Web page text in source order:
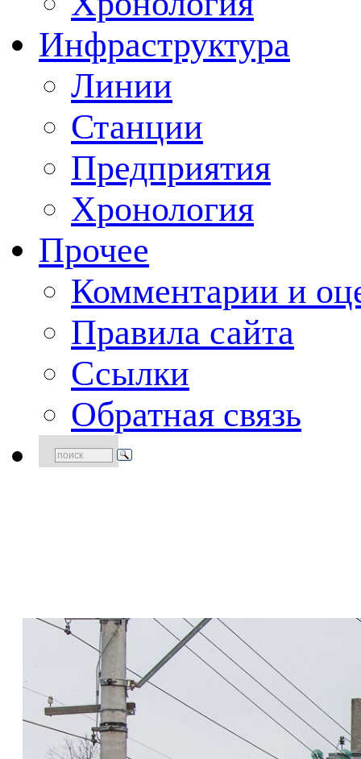
Инфраструктура
Линии
Станции
Предприятия
Хронология
Прочее
Комментарии и
Правила сайта
Ссылки
Обратная связь